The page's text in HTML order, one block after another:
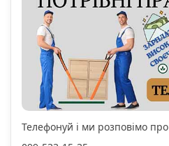
Телефонуй і ми розповімо про